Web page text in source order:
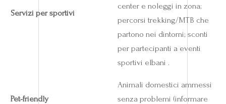
Servizi per sportivi
center e noleggi in zona;
percorsi trekking/MTB che
partono nei dintorni; sconti
per partecipanti a eventi
sportivi elbani .
Pet-friendly
Animali domestici ammessi
senza problemi (informare